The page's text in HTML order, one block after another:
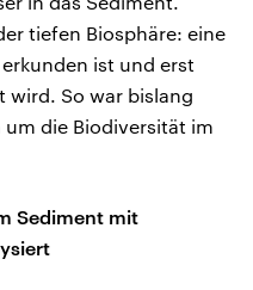
tiefen Biosphäre: eine
ist und erst
wird. So war bislang
die Biodiversität im
Sediment mit